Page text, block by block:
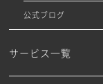
公式ブログ
サービス一覧